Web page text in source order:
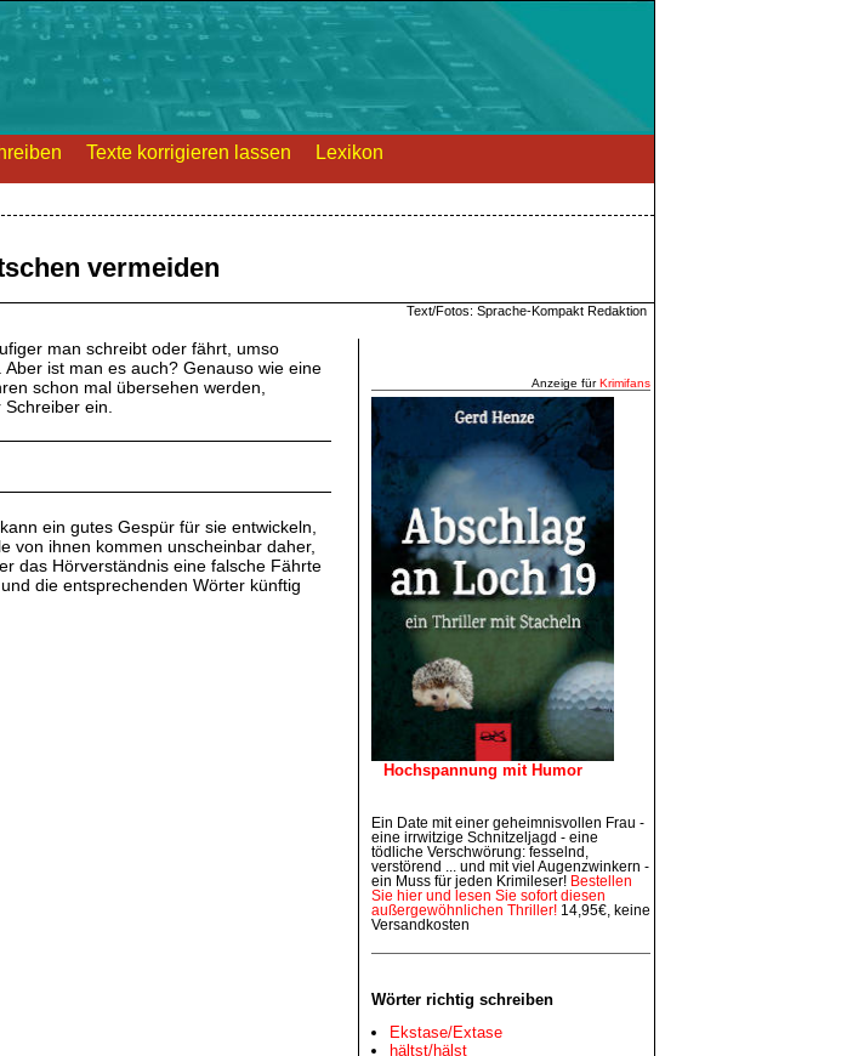
Texte korrigieren lassen Lexikon
vermeiden
Text/Fotos: Sprache-Kompakt Redaktion
man schreibt oder fährt, umso
ist man es auch? Genauso wie eine
schon mal übersehen werden,
ein.
ein gutes Gespür für sie entwickeln,
von ihnen kommen unscheinbar daher,
das Hörverständnis eine falsche Fährte
die entsprechenden Wörter künftig
Anzeige fürKrimifans
Hochspannung mit Humor
Ein Date mit einer geheimnisvollen Frau -
eine irrwitzige Schnitzeljagd - eine
tödliche Verschwörung: fesselnd,
verstörend ... und mit viel Augenzwinkern -
ein Muss für jeden Krimileser! Bestellen
Sie hier und lesen Sie sofort diesen
außergewöhnlichen Thriller! 14,95€, keine
Versandkosten
Wörter richtig schreiben
Ekstase/Extase
hältst/hälst